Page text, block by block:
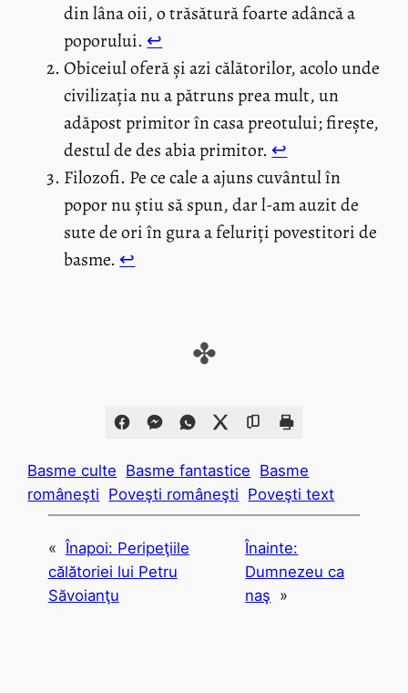
din lâna oii, o trăsătură foarte adâncă a
poporului. ↩︎
Obiceiul oferă și azi călătorilor, acolo unde
civilizația nu a pătruns prea mult, un
adăpost primitor în casa preotului; firește,
destul de des abia primitor. ↩︎
Filozofi. Pe ce cale a ajuns cuvântul în
popor nu știu să spun, dar l-am auzit de
sute de ori în gura a feluriți povestitori de
basme. ↩︎
✤
Basme culte Basme fantastice Basme
româneşti Poveşti româneşti Poveşti text
« Înapoi: Peripeţiile
călătoriei lui Petru
Săvoianţu
Înainte:
Dumnezeu ca
naş »